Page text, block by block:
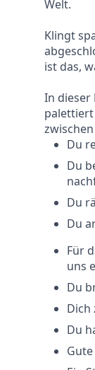
Welt.
Klingt
ist das,
​In dieser
Du
Du
Du
Du
Für
uns
Du
Dich
Du